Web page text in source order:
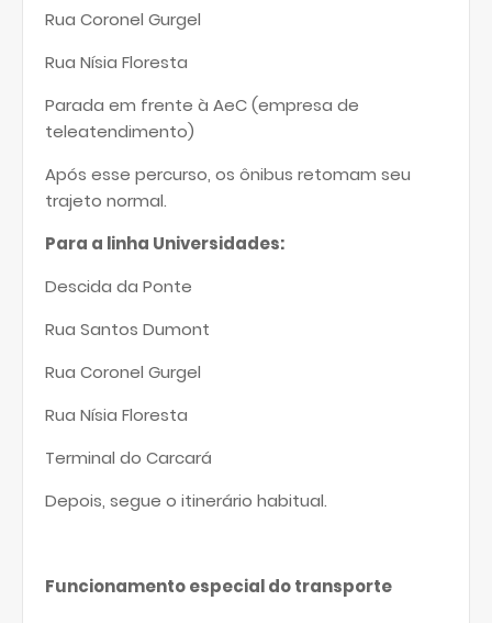
Rua Coronel Gurgel
Rua Nísia Floresta
Parada em frente à AeC (empresa de
teleatendimento)
Após esse percurso, os ônibus retomam seu
trajeto normal.
Para a linha Universidades:
Descida da Ponte
Rua Santos Dumont
Rua Coronel Gurgel
Rua Nísia Floresta
Terminal do Carcará
Depois, segue o itinerário habitual.
Funcionamento especial do transporte